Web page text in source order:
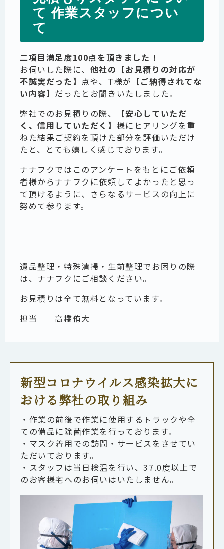
て 作業スタッフについ
て
二項目満足度100点を頂きました！
お伺いした際に、 他社の【お見積りの対応が
不誠実だった】 点や、T様が 【ご納得されてな
い内容】 だったとお聞きいたしました。
弊社でのお見積りの際、【安心していただ
く、信用していただく】 様にヒアリングを重
ねた結果ご契約を頂けた部分を評価いただけ
たと、とても嬉しく感じております。
ナナフクではこのアンケートをもとにご依頼
者様からナナフクに依頼してよかったと思っ
て頂けるように、さらなるサービスの向上に
努めて参ります。
遺品整理・特殊清掃・生前整理でお困りの際
は、ナナフクにご相談ください。
お見積りは全て無料となっています。
担当 高橋侑大
新型コロナウイルス感染拡大に
おける弊社の取り組み
・作業の前後で作業に使用するトラックや全
ての備品に除菌作業を行っております。
・マスク着用での訪問・サービスをさせてい
ただいております。
・スタッフは当日検温を行い、37.0度以上で
のお客様宅へのお伺いはいたしません。